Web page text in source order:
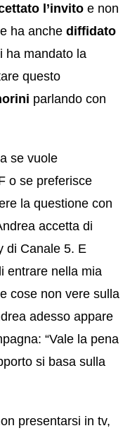
l’invito e non
ha anche diffidato
ha mandato la
questo
parlando con
se vuole
o se preferisce
la questione con
accetta di
di Canale 5. E
entrare nella mia
cose non vere sulla
adesso appare
“Vale la pena
si basa sulla
presentarsi in tv,